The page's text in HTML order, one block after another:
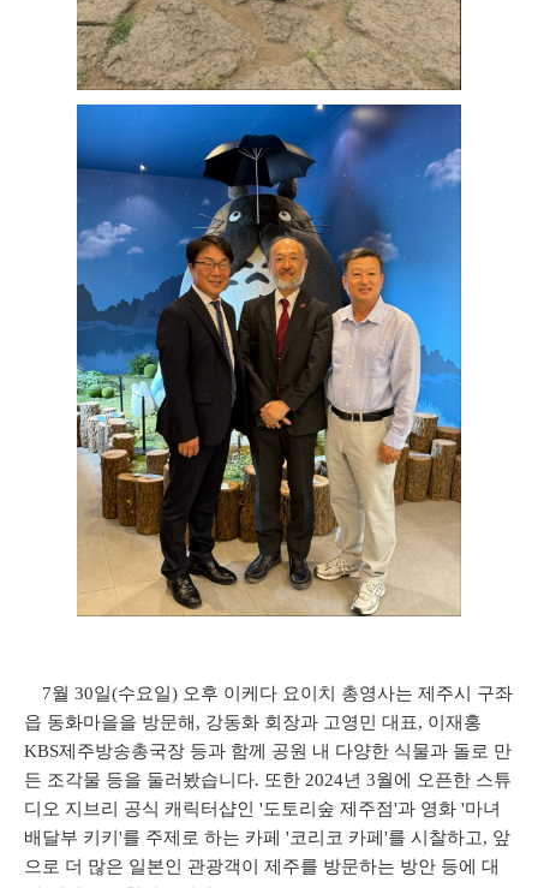
7월 30일(수요일) 오후 이케다 요이치 총영사는 제주시 구좌
읍 동화마을을 방문해, 강동화 회장과 고영민 대표, 이재홍
KBS제주방송총국장 등과 함께 공원 내 다양한 식물과 돌로 만
든 조각물 등을 둘러봤습니다. 또한 2024년 3월에 오픈한 스튜
디오 지브리 공식 캐릭터샵인 '도토리숲 제주점'과 영화 '마녀
배달부 키키'를 주제로 하는 카페 '코리코 카페'를 시찰하고, 앞
으로 더 많은 일본인 관광객이 제주를 방문하는 방안 등에 대